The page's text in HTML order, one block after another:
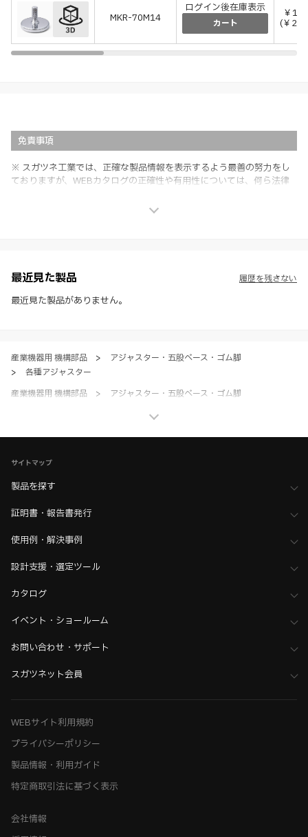
MKR-70M14
ログイン後在庫表示
カート
￥
(￥
免責事項
※ スガツネ工業では、正確な製品情報を表示するよう最善の努力をし
ておりますが、WEBカタログの正確性や有用性については、何ら法律
社製品の使用ご検討、又は販売促進目的の利用に限ります。
※ 本WEBサイト製品情報のご利用にあたっては、WEBサイト利用規
約、プライバシーポリシー、製品情報ガイドをご確認いただき、内容の
最近見た製品
最近見た製品がありません。
履歴を残さない
産業機器用 機構部品 >
アジャスター・五股ベース・ゴム脚
>
各種アジャスター
産業機器用 機構部品
>
アジャスター・五股ベース・ゴム脚
家具金物・建築金物
>
全て（キャスター・アジャスター・脚部品・昇降装置）
サイトマップ
製品を探す
証明書・報告書発行
使用例・解決事例
設計支援・選定ツール
カタログ
イベント・ショールーム
お問い合わせ・サポート
スガツネット会員
WEBサイト利用規約
プライバシーポリシー
製品情報・利用ガイド
特定商取引法に基づく表示
会社情報